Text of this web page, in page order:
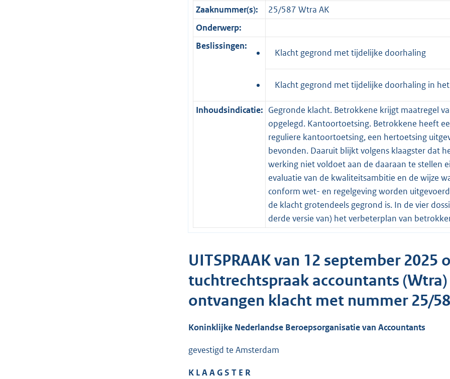
Zaaknummer(s):
25/587 Wtra AK
Onderwerp:
Beslissingen:
Klacht gegrond met tijdelijke doorhaling
Klacht gegrond met tijdelijke doorhaling in
Inhoudsindicatie: Gegronde klacht. Betrokkene krijgt maatregel
opgelegd. Kantoortoetsing. Betrokkene heeft
reguliere kantoortoetsing, een hertoetsing
bevonden. Daaruit blijkt volgens klaagster dat
werking niet voldoet aan de daaraan te stellen
evaluatie van de kwaliteitsambitie en de wijze
conform wet- en regelgeving worden
de klacht grotendeels gegrond is. In de vier
derde versie van) het verbeterplan van
UITSPRAAK van 12 september
tuchtrechtspraak accountants
ontvangen klacht met nummer 25/
Koninklijke Nederlandse Beroepsorganisatie van Accountants
gevestigd te Amsterdam
K L A A G S T E R